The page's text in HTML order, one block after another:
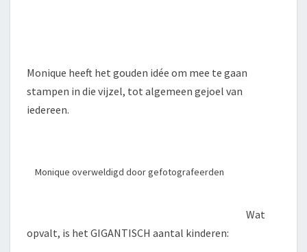
Monique heeft het gouden idée om mee te gaan
stampen in die vijzel, tot algemeen gejoel van
iedereen.
Monique overweldigd door gefotografeerden
Wat
opvalt, is het GIGANTISCH aantal kinderen: